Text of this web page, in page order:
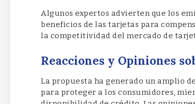
Algunos expertos advierten que los
beneficios de las tarjetas para
la competitividad del mercado de
Reacciones y Opiniones
La propuesta ha generado un amplio
para proteger a los consumidores,